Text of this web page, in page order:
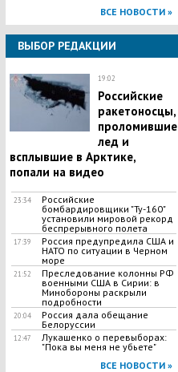
ВСЕ НОВОСТИ »
ВЫБОР РЕДАКЦИИ
19:02
Российские
ракетоносцы,
проломившие
лед и
всплывшие в Арктике,
попали на видео
23:34
Российские
бомбардировщики "Ту-160"
установили мировой рекорд
беспрерывного полета
17:39
Россия предупредила США и
НАТО по ситуации в Черном
море
21:52
Преследование колонны РФ
военными США в Сирии: в
Минобороны раскрыли
подробности
20:04
Россия дала обещание
Белоруссии
12:47
​Лукашенко о перевыборах:
"Пока вы меня не убьете"
ВСЕ НОВОСТИ »